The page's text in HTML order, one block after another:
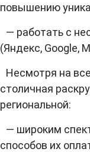
повышению
— работать с
(Яндекс, Google,
Несмотря на
столичная
региональной:
— широким
способов их